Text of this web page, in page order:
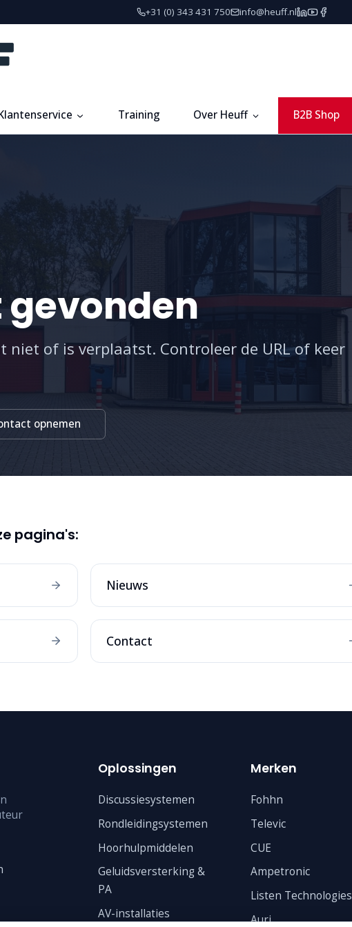
+31 (0) 343 431 750 info@heuff.nl
Training Over Heuff B2B Shop
gevonden
niet of is verplaatst. Controleer de URL of keer
opnemen
pagina's:
Nieuws
Contact
Oplossingen
Discussiesystemen
Rondleidingsystemen
Hoorhulpmiddelen
Geluidsversterking &
PA
AV-installaties
Merken
Fohhn
Televic
CUE
Ampetronic
Listen Technologies
Auri